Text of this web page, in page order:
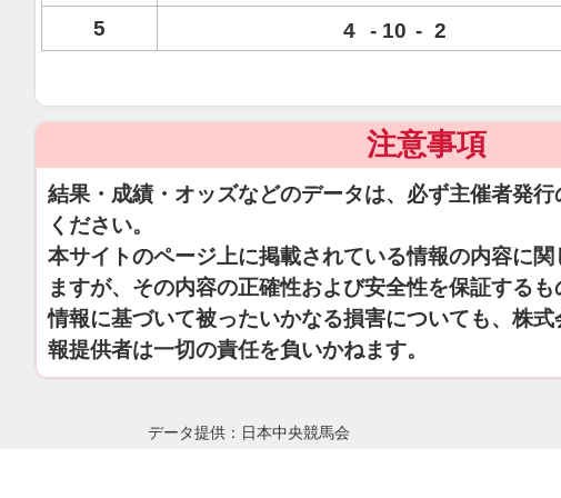
5
4 - 10 - 2
注意事項
結果・成績・オッズなどのデータは、必ず主催者発
ください。
本サイトのページ上に掲載されている情報の内容に関
ますが、その内容の正確性および安全性を保証する
情報に基づいて被ったいかなる損害についても、株
報提供者は一切の責任を負いかねます。
データ提供：日本中央競馬会